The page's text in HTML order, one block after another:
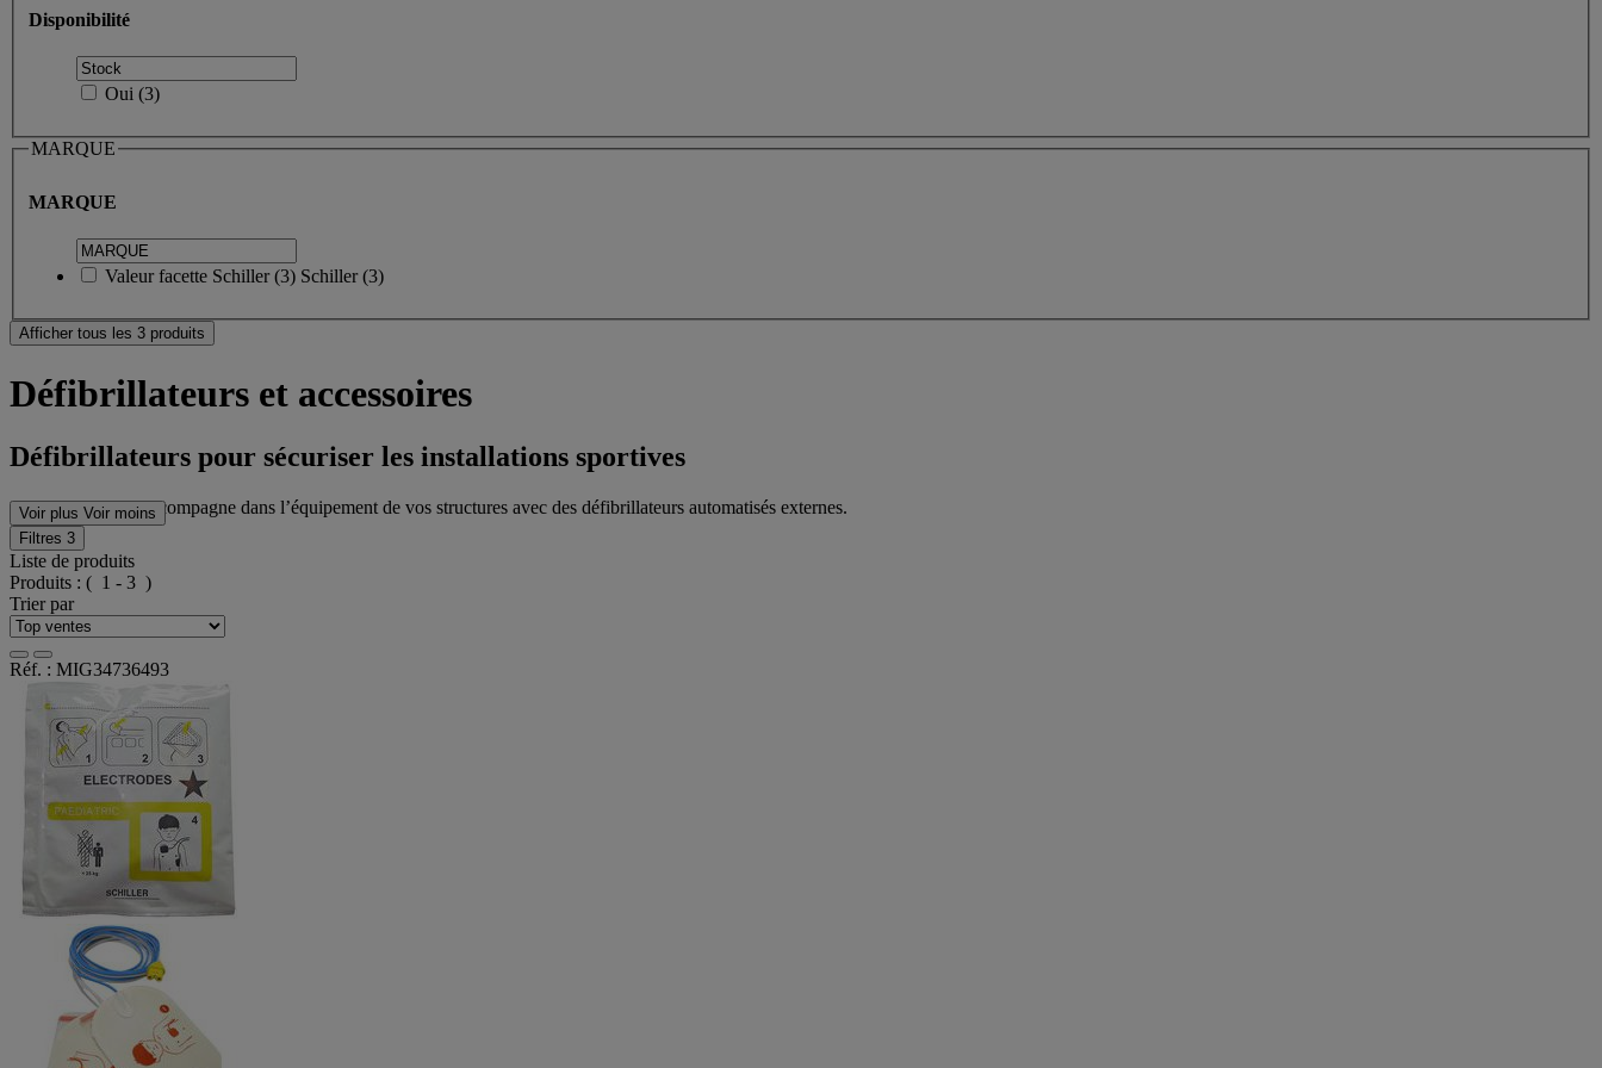
Disponibilité
Oui (3)
MARQUE
MARQUE
Valeur facette Schiller(3) Schiller(3)
Afficher tous les 3 produits
Défibrillateurs et accessoires
Défibrillateurs pour sécuriser les installations sportives
Casal Sport vous accompagne dans l’équipement de vos structures avec des défibrillateurs automatisés externes.
Voir plus Voir moins
Filtres 3
Liste de produits
Produits : ( 1 - 3 )
Trier par
Réf. : MIG34736493